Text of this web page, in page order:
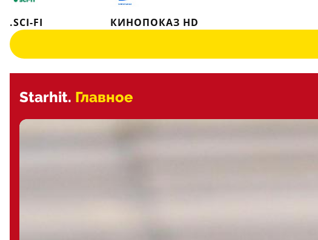
.SCI-FI
КИНОПОКАЗ HD
Starhit. Главное